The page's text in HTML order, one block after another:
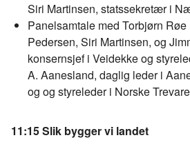
Siri Martinsen, statssekretær i
Panelsamtale med Torbjørn
Pedersen, Siri Martinsen, og
konsernsjef i Veidekke og
A. Aanesland, daglig leder i
og og styreleder i Norske
11:15 Slik bygger vi landet